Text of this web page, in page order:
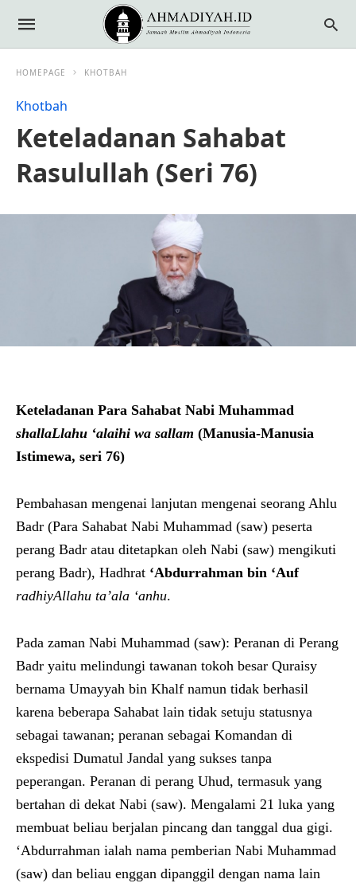
HOMEPAGE KHOTBAH
Khotbah
Keteladanan Sahabat
Rasulullah (Seri 76)
Keteladanan Para Sahabat Nabi Muhammad
shallaLlahu ‘alaihi wa sallam (Manusia-Manusia
Istimewa, seri 76)
Pembahasan mengenai lanjutan mengenai seorang Ahlu
Badr (Para Sahabat Nabi Muhammad (saw) peserta
perang Badr atau ditetapkan oleh Nabi (saw) mengikuti
perang Badr), Hadhrat ‘Abdurrahman bin ‘Auf
radhiyAllahu ta’ala ‘anhu.
Pada zaman Nabi Muhammad (saw): Peranan di Perang
Badr yaitu melindungi tawanan tokoh besar Quraisy
bernama Umayyah bin Khalf namun tidak berhasil
karena beberapa Sahabat lain tidak setuju statusnya
sebagai tawanan; peranan sebagai Komandan di
ekspedisi Dumatul Jandal yang sukses tanpa
peperangan. Peranan di perang Uhud, termasuk yang
bertahan di dekat Nabi (saw). Mengalami 21 luka yang
membuat beliau berjalan pincang dan tanggal dua gigi.
‘Abdurrahman ialah nama pemberian Nabi Muhammad
(saw) dan beliau enggan dipanggil dengan nama lain